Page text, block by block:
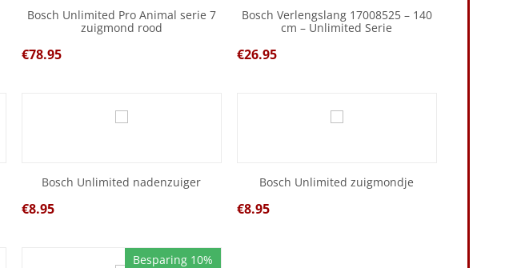
Bosch Unlimited Pro Animal serie 7
zuigmond rood
€78.95
Bosch Verlengslang 17008525 – 140
cm – Unlimited Serie
€26.95
Bosch Unlimited nadenzuiger
€8.95
Bosch Unlimited zuigmondje
€8.95
Besparing 10%